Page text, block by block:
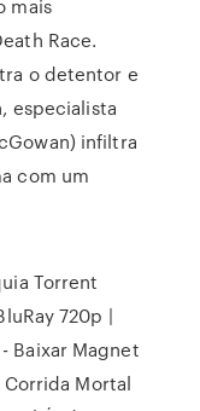
mais
Race.
o detentor e
especialista
infiltra
com um
Torrent
720p |
Baixar Magnet
Corrida Mortal